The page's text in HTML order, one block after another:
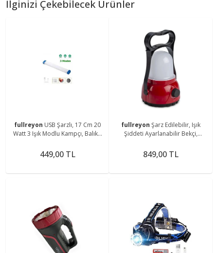
İlginizi Çekebilecek Ürünler
fullreyon USB Şarzlı, 17 Cm 20
Watt 3 Işık Modlu Kampçı, Balıkçı
Magnetli Aplik
449,00 TL
fullreyon Şarz Edilebilir, Işık
Şiddeti Ayarlanabilir Bekçi,
Aparatlı Fener
849,00 TL